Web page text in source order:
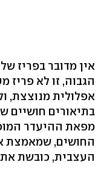
אין מדובר בפריז
הגבוה, זו לא פריז
אפלולית מנוצצת,
בתיאורים חושיים
מפאת ההיעדר
החושים, שמאמצת
העצבית, כובשת את